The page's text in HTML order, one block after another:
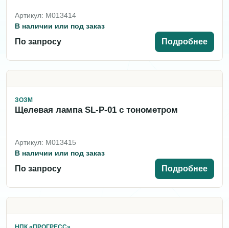
Артикул: M013414
В наличии или под заказ
По запросу Подробнее
ЗОЗМ
Щелевая лампа SL-P-01 с тонометром
Артикул: M013415
В наличии или под заказ
По запросу Подробнее